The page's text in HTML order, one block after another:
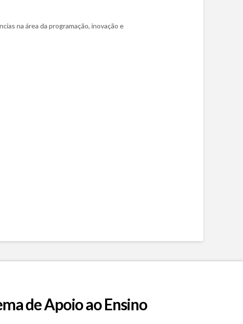
na área da programação, inovação e
de Apoio ao Ensino